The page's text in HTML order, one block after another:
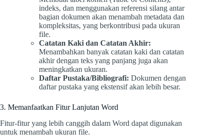
indeks, dan menggunakan referensi silang antar
bagian dokumen akan menambah metadata dan
kompleksitas, yang berkontribusi pada ukuran
file.
Catatan Kaki dan Catatan Akhir:
Menambahkan banyak catatan kaki dan catatan
akhir dengan teks yang panjang juga akan
meningkatkan ukuran.
Daftar Pustaka/Bibliografi: Dokumen dengan
daftar pustaka yang ekstensif akan lebih besar.
3. Memanfaatkan Fitur Lanjutan Word
Fitur-fitur yang lebih canggih dalam Word dapat digunakan
untuk menambah ukuran file.